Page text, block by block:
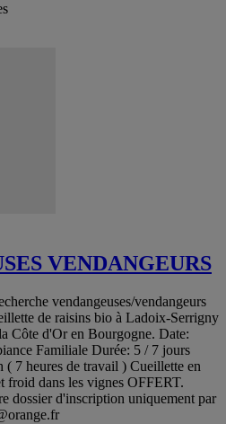
VENDANGEURS
vendangeuses/vendangeurs
de raisins bio à Ladoix-Serrigny
Côte d'Or en Bourgogne. Date:
Familiale Durée: 5 / 7 jours
( 7 heures de travail ) Cueillette en
froid dans les vignes OFFERT.
dossier d'inscription uniquement par